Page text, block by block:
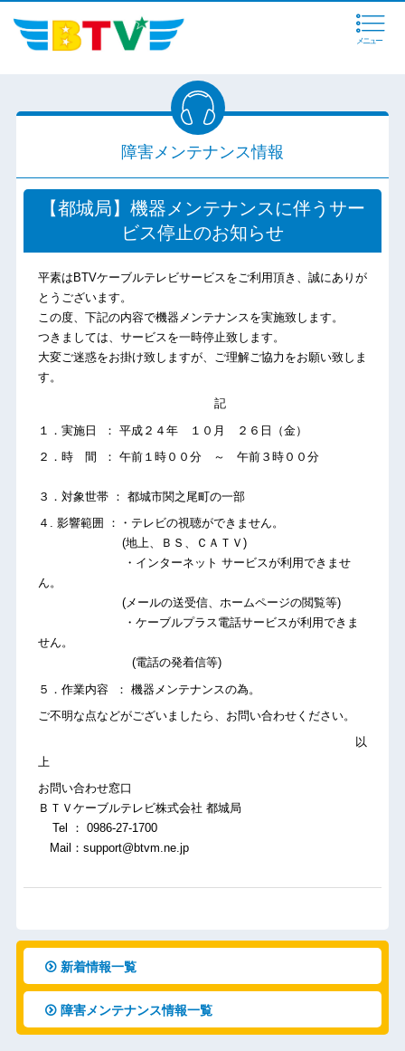
メニュー
障害メンテナンス情報
【都城局】機器メンテナンスに伴うサー
ビス停止のお知らせ
平素はBTVケーブルテレビサービスをご利用頂き、誠にありが
とうございます。
この度、下記の内容で機器メンテナンスを実施致します。
つきましては、サービスを一時停止致します。
大変ご迷惑をお掛け致しますが、ご理解ご協力をお願い致しま
す。
記
１．実施日 ： 平成２４年 １０月 ２６日（金）
２．時 間 ： 午前１時００分 ～ 午前３時００分
３．対象世帯 ： 都城市関之尾町の一部
４. 影響範囲 ：・テレビの視聴ができません。
(地上、ＢＳ、ＣＡＴＶ)
・インターネット サービスが利用できませ
ん。
(メールの送受信、ホームページの閲覧等)
・ケーブルプラス電話サービスが利用できま
せん。
(電話の発着信等)
５．作業内容 ： 機器メンテナンスの為。
ご不明な点などがございましたら、お問い合わせください。
以
上
お問い合わせ窓口
ＢＴＶケーブルテレビ株式会社 都城局
Tel ： 0986-27-1700
Mail：support@btvm.ne.jp
新着情報一覧
障害メンテナンス情報一覧